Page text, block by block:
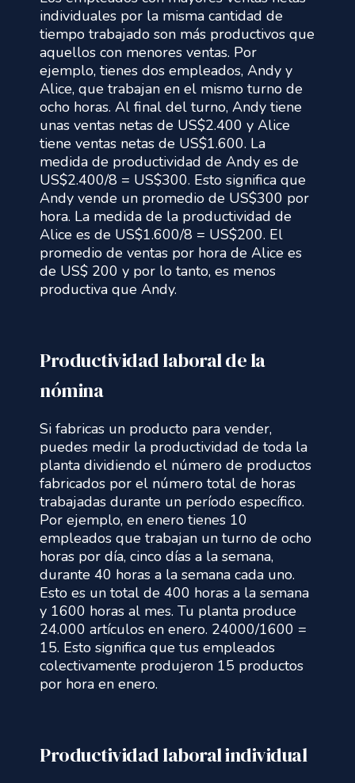
individuales por la misma cantidad de
tiempo trabajado son más productivos que
aquellos con menores ventas. Por
ejemplo, tienes dos empleados, Andy y
Alice, que trabajan en el mismo turno de
ocho horas. Al final del turno, Andy tiene
unas ventas netas de US$2.400 y Alice
tiene ventas netas de US$1.600. La
medida de productividad de Andy es de
US$2.400/8 = US$300. Esto significa que
Andy vende un promedio de US$300 por
hora. La medida de la productividad de
Alice es de US$1.600/8 = US$200. El
promedio de ventas por hora de Alice es
de US$ 200 y por lo tanto, es menos
productiva que Andy.
Productividad laboral de la
nómina
Si fabricas un producto para vender,
puedes medir la productividad de toda la
planta dividiendo el número de productos
fabricados por el número total de horas
trabajadas durante un período específico.
Por ejemplo, en enero tienes 10
empleados que trabajan un turno de ocho
horas por día, cinco días a la semana,
durante 40 horas a la semana cada uno.
Esto es un total de 400 horas a la semana
y 1600 horas al mes. Tu planta produce
24.000 artículos en enero. 24000/1600 =
15. Esto significa que tus empleados
colectivamente produjeron 15 productos
por hora en enero.
Productividad laboral individual